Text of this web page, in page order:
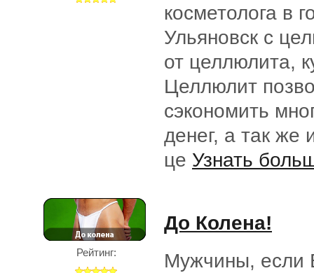
косметолога в
Ульяновск с
от целлюлита,
Целлюлит
сэкономить
денег, а так же
це Узнать
Рейтинг:
До Колена!
Мужчины, если